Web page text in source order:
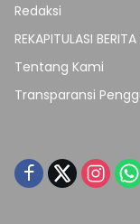
Redaksi
REKAPITULASI
Tentang Kami
Transparansi